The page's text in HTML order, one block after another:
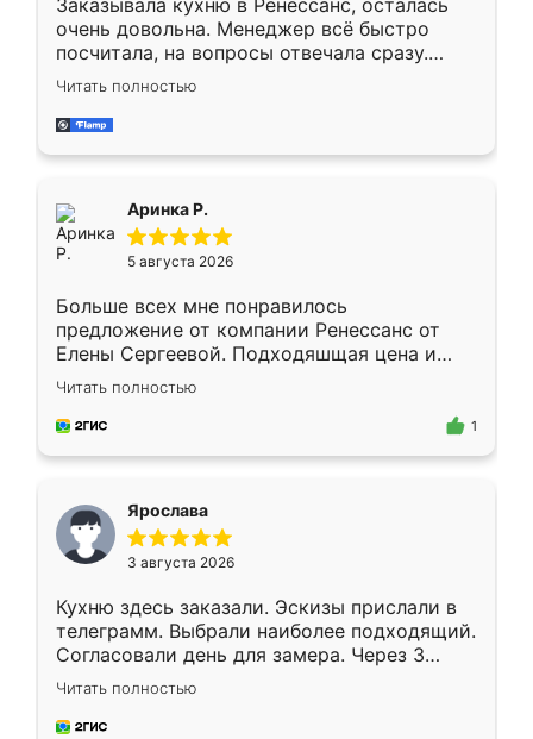
Заказывала кухню в Ренессанс, осталась
очень довольна. Менеджер всё быстро
посчитала, на вопросы отвечала сразу.
Замерщик приехал в субботу, подошёл к
делу со всей ответственностью. Собрали
за день, ребята работали аккуратно, даже
Читать полностью
Аринка Р.
5 августа 2026
Больше всех мне понравилось
предложение от компании Ренессанс от
Елены Сергеевой. Подходяшщая цена и
короткие сроки изготовления. Приехавший
для замера сотрудник Владислав
предложил по моему эскизу самый
Читать полностью
1
Ярослава
3 августа 2026
Кухню здесь заказали. Эскизы прислали в
телеграмм. Выбрали наиболее подходящий.
Согласовали день для замера. Через 3
недели кухня была уже готова. Остались
довольны работой. Спасибо Ренессанс
мебель за качественную работу!
Читать полностью